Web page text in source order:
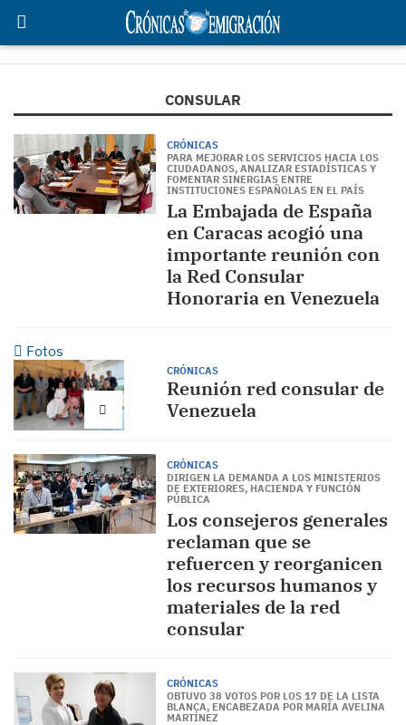
CONSULAR
CRÓNICAS
PARA MEJORAR LOS SERVICIOS HACIA LOS
CIUDADANOS, ANALIZAR ESTADÍSTICAS Y
FOMENTAR SINERGIAS ENTRE
INSTITUCIONES ESPAÑOLAS EN EL PAÍS
La Embajada de España
en Caracas acogió una
importante reunión con
la Red Consular
Honoraria en Venezuela
Fotos
CRÓNICAS
Reunión red consular de
Venezuela
CRÓNICAS
DIRIGEN LA DEMANDA A LOS MINISTERIOS
DE EXTERIORES, HACIENDA Y FUNCIÓN
PÚBLICA
Los consejeros generales
reclaman que se
refuercen y reorganicen
los recursos humanos y
materiales de la red
consular
CRÓNICAS
OBTUVO 38 VOTOS POR LOS 17 DE LA LISTA
BLANCA, ENCABEZADA POR MARÍA AVELINA
MARTÍNEZ